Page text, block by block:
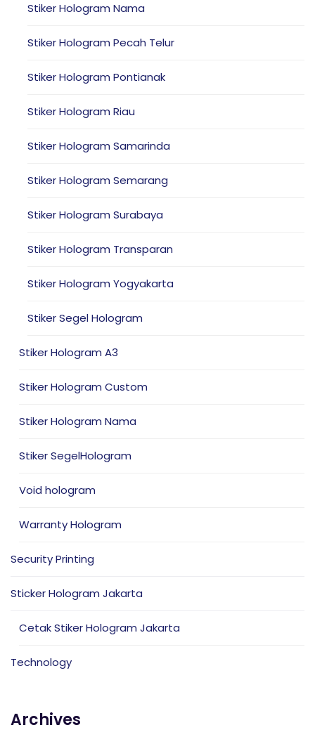
Stiker Hologram Nama
Stiker Hologram Pecah Telur
Stiker Hologram Pontianak
Stiker Hologram Riau
Stiker Hologram Samarinda
Stiker Hologram Semarang
Stiker Hologram Surabaya
Stiker Hologram Transparan
Stiker Hologram Yogyakarta
Stiker Segel Hologram
Stiker Hologram A3
Stiker Hologram Custom
Stiker Hologram Nama
Stiker SegelHologram
Void hologram
Warranty Hologram
Security Printing
Sticker Hologram Jakarta
Cetak Stiker Hologram Jakarta
Technology
Archives